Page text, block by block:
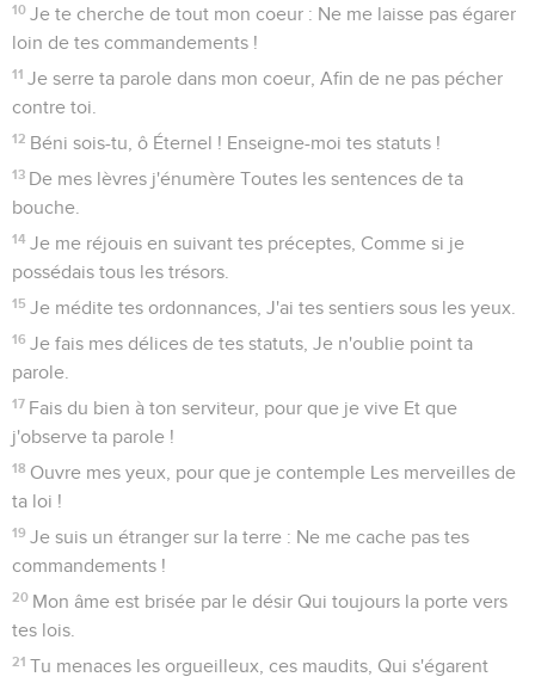
10 Je te cherche de tout mon coeur : Ne me laisse pas égarer
loin de tes commandements !
11 Je serre ta parole dans mon coeur, Afin de ne pas pécher
contre toi.
12 Béni sois-tu, ô Éternel ! Enseigne-moi tes statuts !
13 De mes lèvres j'énumère Toutes les sentences de ta
bouche.
14 Je me réjouis en suivant tes préceptes, Comme si je
possédais tous les trésors.
15 Je médite tes ordonnances, J'ai tes sentiers sous les yeux.
16 Je fais mes délices de tes statuts, Je n'oublie point ta
parole.
17 Fais du bien à ton serviteur, pour que je vive Et que
j'observe ta parole !
18 Ouvre mes yeux, pour que je contemple Les merveilles de
ta loi !
19 Je suis un étranger sur la terre : Ne me cache pas tes
commandements !
20 Mon âme est brisée par le désir Qui toujours la porte vers
tes lois.
21 Tu menaces les orgueilleux, ces maudits, Qui s'égarent